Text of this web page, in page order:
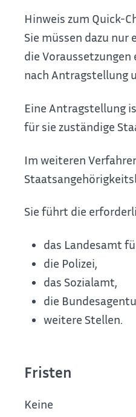
Hinweis zum Quick-
Sie müssen dazu nur
die
nach Antragstellung
Eine Antragstellung
für sie zuständige
Im weiteren
Sie führt die
das Landesamt
die Polizei,
das Sozialamt,
die
weitere Stellen.
Fristen
Keine